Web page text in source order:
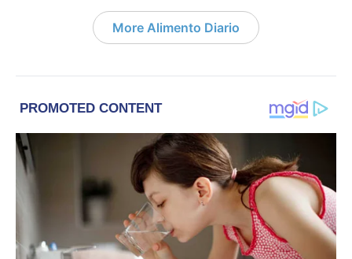
More Alimento Diario